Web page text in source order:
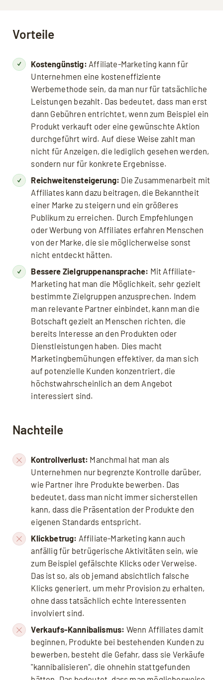
Vorteile
Kostengünstig: Affiliate-Marketing kann für
Unternehmen eine kosteneffiziente
Werbemethode sein, da man nur für tatsächliche
Leistungen bezahlt. Das bedeutet, dass man erst
dann Gebühren entrichtet, wenn zum Beispiel ein
Produkt verkauft oder eine gewünschte Aktion
durchgeführt wird. Auf diese Weise zahlt man
nicht für Anzeigen, die lediglich gesehen werden,
sondern nur für konkrete Ergebnisse.
Reichweitensteigerung: Die Zusammenarbeit mit
Affiliates kann dazu beitragen, die Bekanntheit
einer Marke zu steigern und ein größeres
Publikum zu erreichen. Durch Empfehlungen
oder Werbung von Affiliates erfahren Menschen
von der Marke, die sie möglicherweise sonst
nicht entdeckt hätten.
Bessere Zielgruppenansprache: Mit Affiliate-
Marketing hat man die Möglichkeit, sehr gezielt
bestimmte Zielgruppen anzusprechen. Indem
man relevante Partner einbindet, kann man die
Botschaft gezielt an Menschen richten, die
bereits Interesse an den Produkten oder
Dienstleistungen haben. Dies macht
Marketingbemühungen effektiver, da man sich
auf potenzielle Kunden konzentriert, die
höchstwahrscheinlich an dem Angebot
interessiert sind.
Nachteile
Kontrollverlust: Manchmal hat man als
Unternehmen nur begrenzte Kontrolle darüber,
wie Partner ihre Produkte bewerben. Das
bedeutet, dass man nicht immer sicherstellen
kann, dass die Präsentation der Produkte den
eigenen Standards entspricht.
Klickbetrug: Affiliate-Marketing kann auch
anfällig für betrügerische Aktivitäten sein, wie
zum Beispiel gefälschte Klicks oder Verweise.
Das ist so, als ob jemand absichtlich falsche
Klicks generiert, um mehr Provision zu erhalten,
ohne dass tatsächlich echte Interessenten
involviert sind.
Verkaufs-Kannibalismus: Wenn Affiliates damit
beginnen, Produkte bei bestehenden Kunden zu
bewerben, besteht die Gefahr, dass sie Verkäufe
"kannibalisieren", die ohnehin stattgefunden